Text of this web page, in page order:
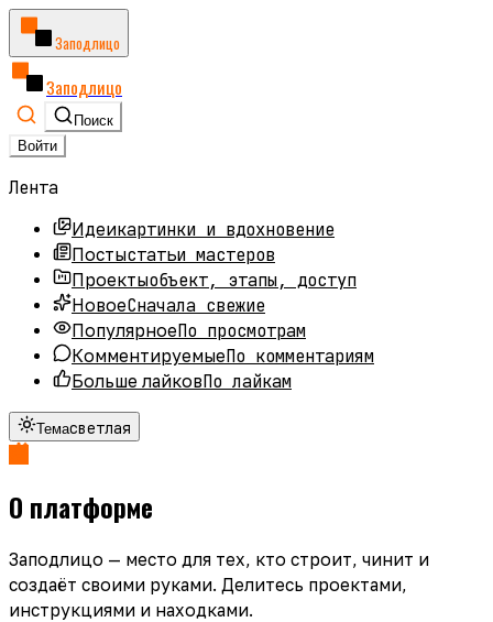
Заподлицо
Заподлицо
Поиск
Войти
Лента
Идеикартинки и вдохновение
Постыстатьи мастеров
Проектыобъект, этапы, доступ
НовоеСначала свежие
ПопулярноеПо просмотрам
КомментируемыеПо комментариям
Больше лайковПо лайкам
Темасветлая
О платформе
Заподлицо — место для тех, кто строит, чинит и
создаёт своими руками. Делитесь проектами,
инструкциями и находками.